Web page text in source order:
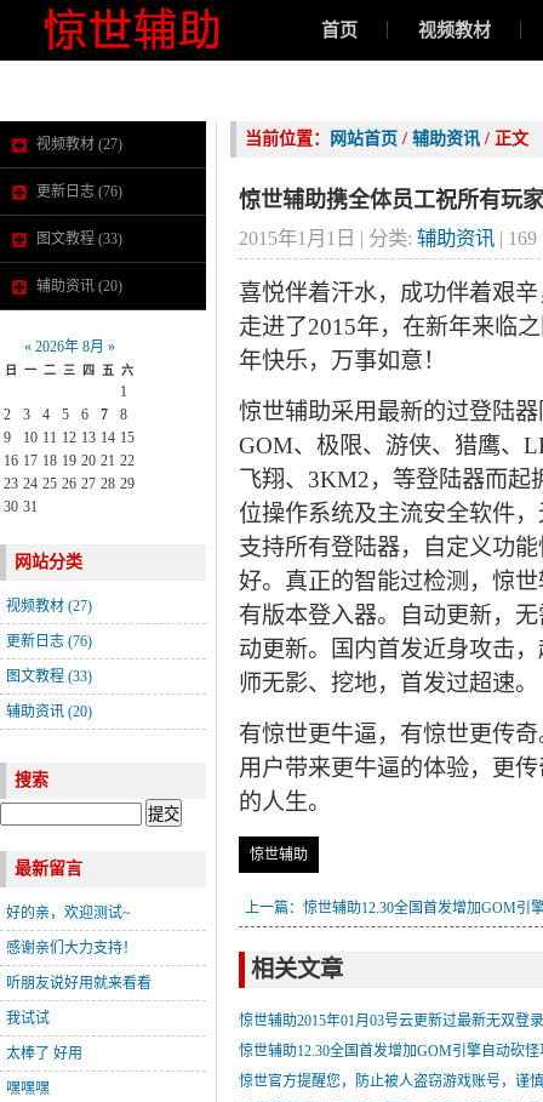
首页 视频教材
视频教材 (27)
更新日志 (76)
图文教程 (33)
辅助资讯 (20)
« 2026年 8月 »
日 一 二 三 四 五 六
1
2
3 4 5 6 7
8
9
10 11 12 13 14 15
16 17 18 19 20 21 22
23 24 25 26 27 28 29
30 31
网站分类
视频教材 (27)
更新日志 (76)
图文教程 (33)
辅助资讯 (20)
搜索
最新留言
好的亲，欢迎测试~
感谢亲们大力支持！
听朋友说好用就来看看
我试试
太棒了 好用
嘿嘿嘿
当前位置： 网站首页 / 辅助资讯 / 正文
惊世辅助携全体员工祝所有玩
2015年1月1日 | 分类: 辅助资讯 | 169
喜悦伴着汗水，成功伴着艰
走进了2015年，在新年来临
年快乐，万事如意！
惊世辅助采用最新的过登陆
GOM、极限、游侠、猎鹰、
飞翔、3KM2，等登陆器而
位操作系统及主流安全软件
支持所有登陆器，自定义功
好。真正的智能过检测，惊
有版本登入器。自动更新，
动更新。国内首发近身攻击
师无影、挖地，首发过超速。
有惊世更牛逼，有惊世更传
用户带来更牛逼的体验，更
的人生。
惊世辅助
上一篇：惊世辅助12.30全国首发增加GOM引
相关文章
惊世辅助2015年01月03号云更新过最新无双登
惊世辅助12.30全国首发增加GOM引擎自动砍怪
惊世官方提醒您，防止被人盗窃游戏账号，谨